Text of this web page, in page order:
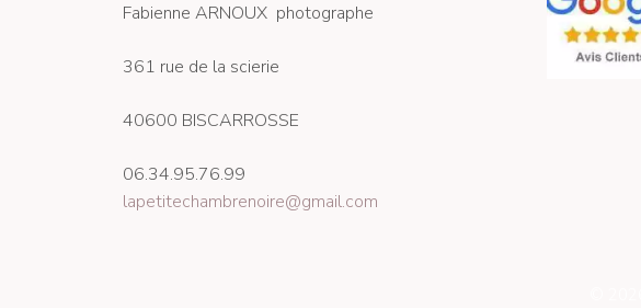
Fabienne ARNOUX photographe
361 rue de la scierie
40600 BISCARROSSE
06.34.95.76.99
lapetitechambrenoire@gmail.com